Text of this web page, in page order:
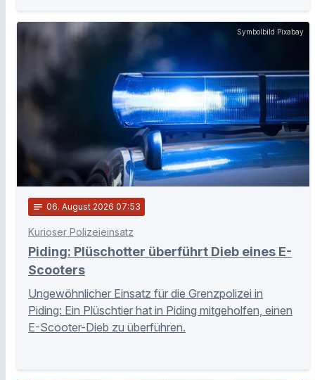
Symbolbild Pixabay
notes 06. August 2026 07:53
Kurioser Polizeieinsatz
Piding: Plüschotter überführt Dieb eines E-
Scooters
Ungewöhnlicher Einsatz für die Grenzpolizei in
Piding: Ein Plüschtier hat in Piding mitgeholfen, einen
E-Scooter-Dieb zu überführen.